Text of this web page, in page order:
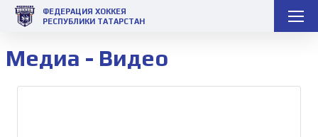
ФЕДЕРАЦИЯ ХОККЕЯ
РЕСПУБЛИКИ ТАТАРСТАН
Медиа - Видео